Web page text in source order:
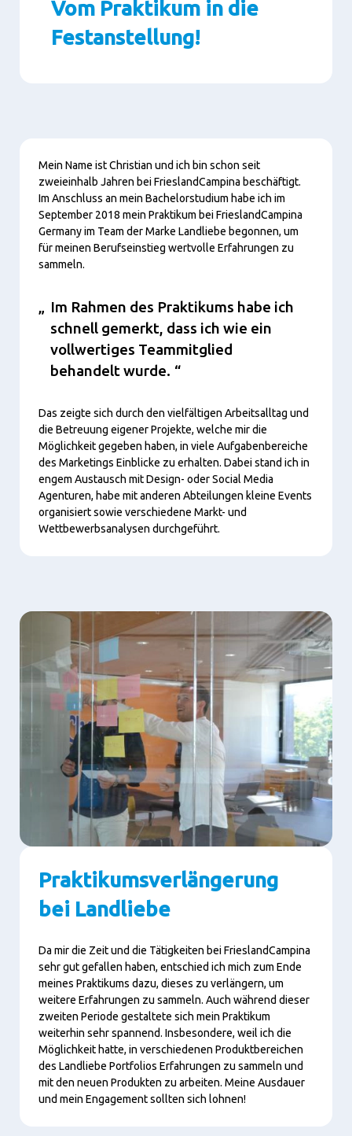
Vom Praktikum in die
Festanstellung!
Content
Mein Name ist Christian und ich bin schon seit
zweieinhalb Jahren bei FrieslandCampina beschäftigt.
Im Anschluss an mein Bachelorstudium habe ich im
September 2018 mein Praktikum bei FrieslandCampina
Germany im Team der Marke Landliebe begonnen, um
für meinen Berufseinstieg wertvolle Erfahrungen zu
sammeln.
Im Rahmen des Praktikums habe ich
schnell gemerkt, dass ich wie ein
vollwertiges Teammitglied
behandelt wurde.
Das zeigte sich durch den vielfältigen Arbeitsalltag und
die Betreuung eigener Projekte, welche mir die
Möglichkeit gegeben haben, in viele Aufgabenbereiche
des Marketings Einblicke zu erhalten. Dabei stand ich in
engem Austausch mit Design- oder Social Media
Agenturen, habe mit anderen Abteilungen kleine Events
organisiert sowie verschiedene Markt- und
Wettbewerbsanalysen durchgeführt.
Praktikumsverlängerung
bei Landliebe
Da mir die Zeit und die Tätigkeiten bei FrieslandCampina
sehr gut gefallen haben, entschied ich mich zum Ende
meines Praktikums dazu, dieses zu verlängern, um
weitere Erfahrungen zu sammeln. Auch während dieser
zweiten Periode gestaltete sich mein Praktikum
weiterhin sehr spannend. Insbesondere, weil ich die
Möglichkeit hatte, in verschiedenen Produktbereichen
des Landliebe Portfolios Erfahrungen zu sammeln und
mit den neuen Produkten zu arbeiten. Meine Ausdauer
und mein Engagement sollten sich lohnen!